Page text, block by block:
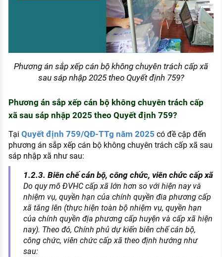
Phương án sắp xếp cán bộ không chuyên trách cấp xã
sau sáp nhập 2025 theo Quyết định 759?
Phương án sắp xếp cán bộ không chuyên trách cấp
xã sau sáp nhập 2025 theo Quyết định 759?
Tại Quyết định 759/QĐ-TTg năm 2025 có đề cập đến
phương án sắp xếp cán bộ không chuyên trách cấp xã sau
sáp nhập xã như sau:
1.2.3. Biên chế cán bộ, công chức, viên chức cấp xã
Do quy mô ĐVHC cấp xã lớn hơn so với hiện nay và
nhiệm vụ, quyền hạn của chính quyền đia phương cấp
xã tăng lên (thực hiện toàn bộ nhiệm vụ, quyền hạn
của chính quyền địa phương cấp huyện và cấp xã hiện
nay). Theo đó, Chính phủ dự kiến biên chế cán bộ,
công chức, viên chức cấp xã theo định hướng như
sau: